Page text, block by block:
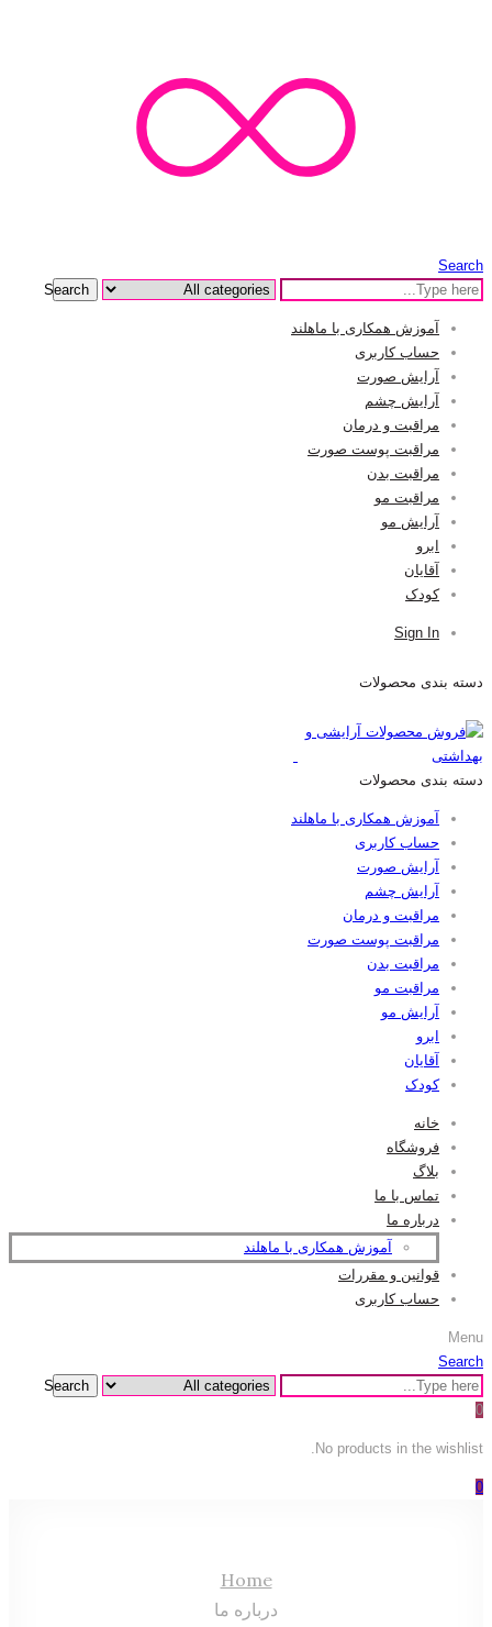
Search
Search
آموزش همکاری با ماهلند
حساب کاربری
آرایش صورت
آرایش چشم
مراقبت و درمان
مراقبت پوست صورت
مراقبت بدن
مراقبت مو
آرایش مو
ابرو
آقایان
کودک
Sign In
دسته بندی محصولات
دسته بندی محصولات
آموزش همکاری با ماهلند
حساب کاربری
آرایش صورت
آرایش چشم
مراقبت و درمان
مراقبت پوست صورت
مراقبت بدن
مراقبت مو
آرایش مو
ابرو
آقایان
کودک
خانه
فروشگاه
بلاگ
تماس با ما
درباره ما
آموزش همکاری با ماهلند
قوانین و مقررات
حساب کاربری
Menu
Search
Search
0
No products in the wishlist.
0
Home
درباره ما